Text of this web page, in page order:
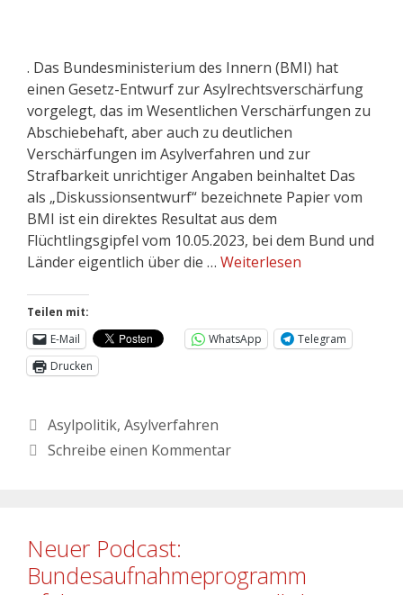
. Das Bundesministerium des Innern (BMI) hat
einen Gesetz-Entwurf zur Asylrechtsverschärfung
vorgelegt, das im Wesentlichen Verschärfungen zu
Abschiebehaft, aber auch zu deutlichen
Verschärfungen im Asylverfahren und zur
Strafbarkeit unrichtiger Angaben beinhaltet Das
als „Diskussionsentwurf“ bezeichnete Papier vom
BMI ist ein direktes Resultat aus dem
Flüchtlingsgipfel vom 10.05.2023, bei dem Bund und
Länder eigentlich über die … Weiterlesen
Teilen mit:
E-Mail
WhatsApp
Telegram
Drucken
Asylpolitik, Asylverfahren
Schreibe einen Kommentar
Neuer Podcast:
Bundesaufnahmeprogramm